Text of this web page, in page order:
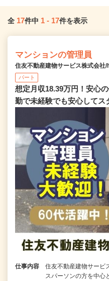
全 17件中 1 - 17件を表示
マンションの管理員
住友不動産建物サービス株式会社
パート
想定月収18.39万円！安心
勤で未経験でも安心してス
仕事内容
住友不動産建物サービ
スパーソンの方を中心